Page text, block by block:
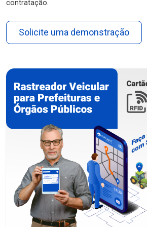
contratação.
Solicite uma demonstração